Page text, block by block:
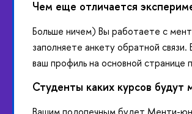
Чем еще отличается
Больше ничем) Вы работаете с
заполняете анкету обратной
ваш профиль на основной странице
Студенты каких курсов будут